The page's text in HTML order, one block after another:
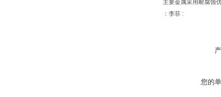
主要金属采用耐腐蚀
：李菲 :
您的